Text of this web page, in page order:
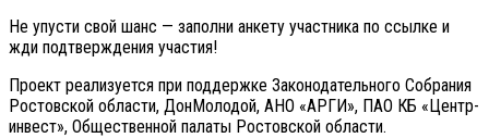
Не упусти свой шанс — заполни анкету участника по ссылке и
жди подтверждения участия!
Проект реализуется при поддержке Законодательного Собрания
Ростовской области, ДонМолодой, АНО «АРГИ», ПАО КБ «Центр-
инвест», Общественной палаты Ростовской области.